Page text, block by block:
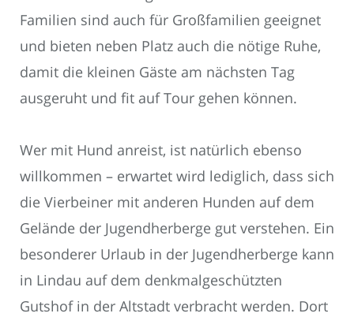
Familien sind auch für Großfamilien geeignet
und bieten neben Platz auch die nötige Ruhe,
damit die kleinen Gäste am nächsten Tag
ausgeruht und fit auf Tour gehen können.
Wer mit Hund anreist, ist natürlich ebenso
willkommen – erwartet wird lediglich, dass sich
die Vierbeiner mit anderen Hunden auf dem
Gelände der Jugendherberge gut verstehen. Ein
besonderer Urlaub in der Jugendherberge kann
in Lindau auf dem denkmalgeschützten
Gutshof in der Altstadt verbracht werden. Dort